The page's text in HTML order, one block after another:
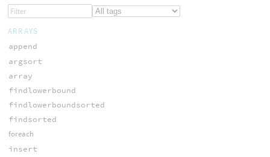
ARRAYS
append
argsort
array
findlowerbound
findlowerboundsorted
findsorted
foreach
insert